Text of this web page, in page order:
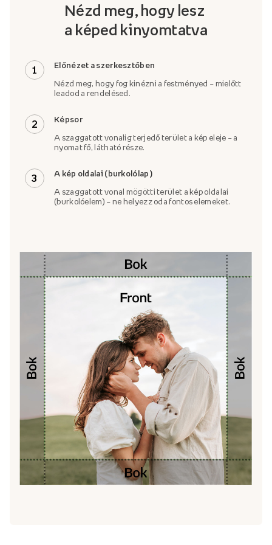
Nézd meg, hogy lesz
a képed kinyomtatva
1 Előnézet a szerkesztőben
Nézd meg, hogy fog kinézni a festményed – mielőtt
leadod a rendelésed.
2 Képsor
A szaggatott vonalig terjedő terület a kép eleje – a
nyomat fő, látható része.
3 A kép oldalai (burkolólap)
A szaggatott vonal mögötti terület a kép oldalai
(burkolóelem) – ne helyezz oda fontos elemeket.